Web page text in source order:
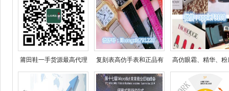
莆田鞋一手货源最高代理 复刻表高仿手表和正品有 高仿眼霜、精华、粉